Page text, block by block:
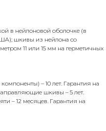
в нейлоновой оболочке (в
шкивы из нейлона со
11 или 15 мм на герметичных
– 10 лет. Гарантия на
шкивы – 5 лет.
– 12 месяцев. Гарантия на